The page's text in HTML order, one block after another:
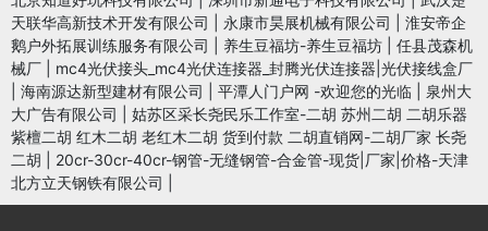
天联华高新技术开发有限公司
永康市昊展机械有限公司
淮安帝企
鹅户外拓展训练服务有限公司
养生豆福坊-养生豆福坊
任县茂森机
械厂
mc4光伏接头_mc4光伏连接器_封腾光伏连接器|光伏接线盒厂
海南源达新型建材有限公司 平潭人门户网 -欢迎您的光临
泉州大
大广告有限公司
姑苏区采长尧民乐工作室-二胡 苏州二胡 二胡乐器
紫檀二胡 红木二胡 老红木二胡 货到付款 二胡直销网-二胡厂家 长尧
二胡
20cr-30cr-40cr-钢管-无缝钢管-合金管-现货|厂家|价格-天津
北方立天钢铁有限公司